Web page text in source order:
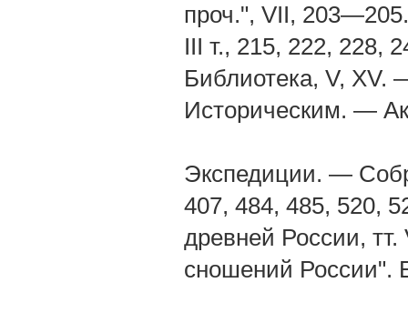
проч.", VII,
III т., 215, 222, 228,
Библиотека, V,
Историческим. —
Экспедиции. —
407, 484, 485, 520,
древней России,
сношений России".